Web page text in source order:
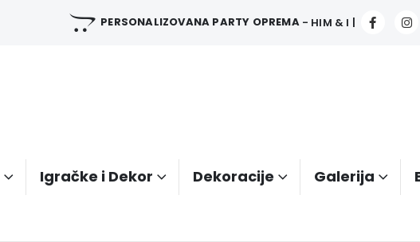
PERSONALIZOVANA PARTY OPREMA - HIM & I |
Igračke i Dekor Dekoracije Galerija